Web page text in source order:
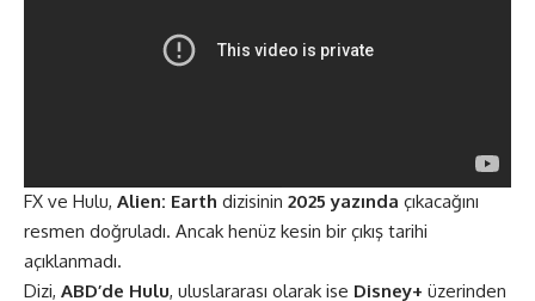
FX ve Hulu, Alien: Earth dizisinin 2025 yazında çıkacağını
resmen doğruladı. Ancak henüz kesin bir çıkış tarihi
açıklanmadı​.
Dizi, ABD’de Hulu, uluslararası olarak ise Disney+ üzerinden